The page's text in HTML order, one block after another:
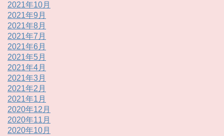
2021年10月
2021年9月
2021年8月
2021年7月
2021年6月
2021年5月
2021年4月
2021年3月
2021年2月
2021年1月
2020年12月
2020年11月
2020年10月